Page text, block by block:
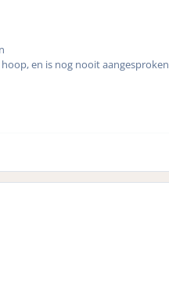
en is nog nooit aangesproken